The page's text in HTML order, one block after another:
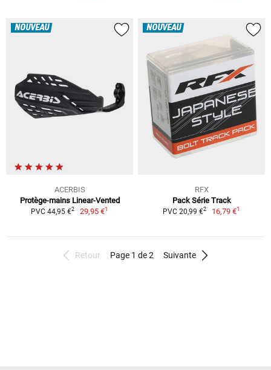
NOUVEAU
ACERBIS
Protège-mains Linear-Vented
PVC 44,95 €2 29,95 €1
NOUVEAU
RFX
Pack Série Track
PVC 20,99 €2 16,79 €1
Retour Page 1 de 2 Suivante